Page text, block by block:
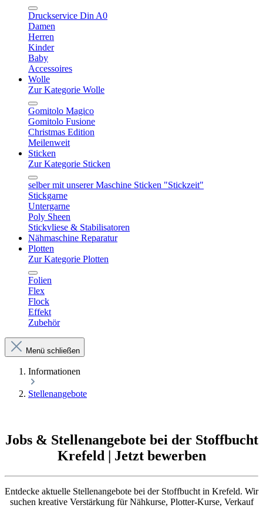
Druckservice Din A0
Damen
Herren
Kinder
Baby
Accessoires
Wolle
Zur Kategorie Wolle
Gomitolo Magico
Gomitolo Fusione
Christmas Edition
Meilenweit
Sticken
Zur Kategorie Sticken
selber mit unserer Maschine Sticken "Stickzeit"
Stickgarne
Untergarne
Poly Sheen
Stickvliese & Stabilisatoren
Nähmaschine Reparatur
Plotten
Zur Kategorie Plotten
Folien
Flex
Flock
Effekt
Zubehör
Menü schließen
Informationen
Stellenangebote
Jobs & Stellenangebote bei der Stoffbucht
Krefeld | Jetzt bewerben
Entdecke aktuelle Stellenangebote bei der Stoffbucht in Krefeld. Wir
suchen kreative Verstärkung für Nähkurse, Plotter-Kurse, Verkauf